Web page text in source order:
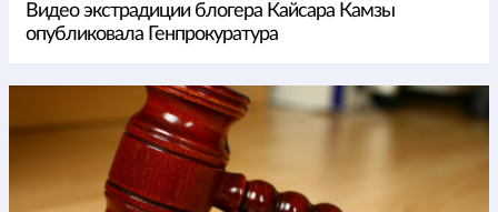
Видео экстрадиции блогера Кайсара Камзы
опубликовала Генпрокуратура